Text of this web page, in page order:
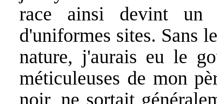
race ainsi devint un
d'uniformes sites. Sans
nature, j'aurais eu le
méticuleuses de mon
noir, ne sortait